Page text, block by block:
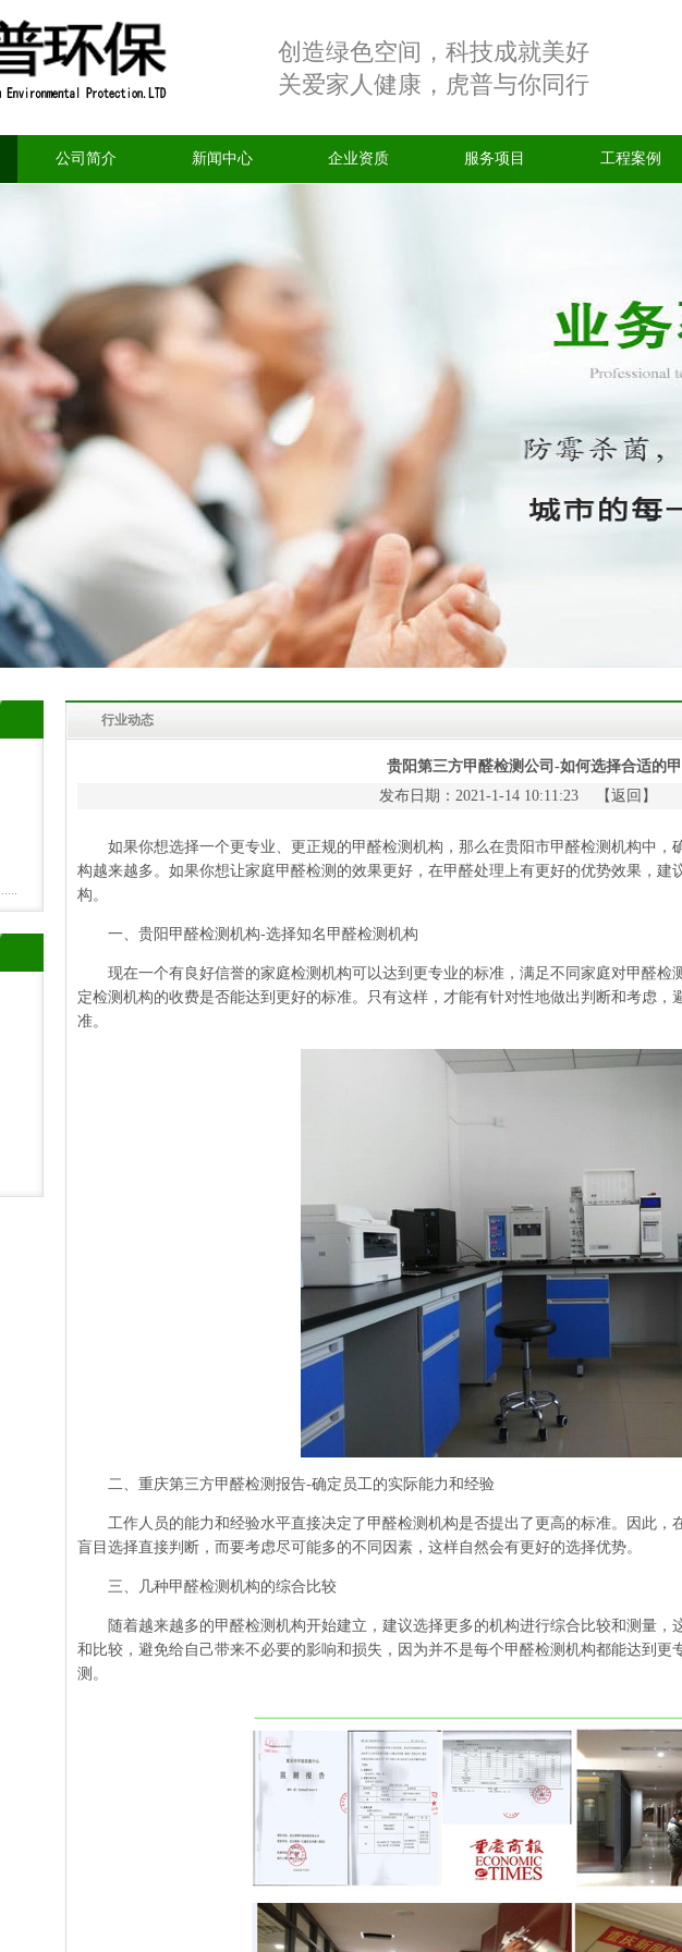
创造绿色空间，科技成就美好
关爱家人健康，虎普与你同行
公司简介 新闻中心 企业资质 服务项目 工程案例
行业动态
贵阳第三方甲醛检测公司-如何选择合适的
发布日期：2021-1-14 10:11:23 【返回 】
如果你想选择一个更专业、更正规的甲醛检测机构，那么在贵阳市甲醛检测机构中，
构越来越多。如果你想让家庭甲醛检测的效果更好，在甲醛处理上有更好的优势效果，
构。
一、贵阳甲醛检测机构-选择知名甲醛检测机构
现在一个有良好信誉的家庭检测机构可以达到更专业的标准，满足不同家庭对甲醛检
定检测机构的收费是否能达到更好的标准。只有这样，才能有针对性地做出判断和考虑
准。
二、 重庆第三方甲醛检测报告-确定员工的实际能力和经验
工作人员的能力和经验水平直接决定了甲醛检测机构是否提出了更高的标准。因此，
盲目选择直接判断，而要考虑尽可能多的不同因素，这样自然会有更好的选择优势。
三、几种甲醛检测机构的综合比较
随着越来越多的甲醛检测机构开始建立，建议选择更多的机构进行综合比较和测量，
和比较，避免给自己带来不必要的影响和损失，因为并不是每个甲醛检测机构都能达到
测。